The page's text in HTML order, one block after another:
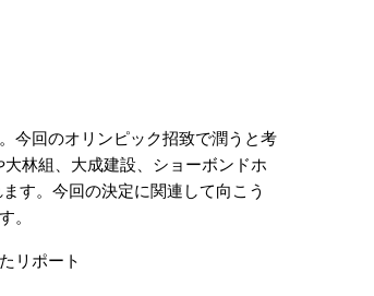
今回のオリンピック招致で潤うと考
林組、大成建設、ショーボンドホ
す。今回の決定に関連して向こう
。
リポート